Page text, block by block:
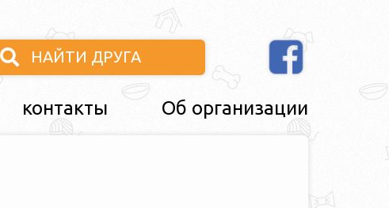
НАЙТИ ДРУГА
контакты Об организации